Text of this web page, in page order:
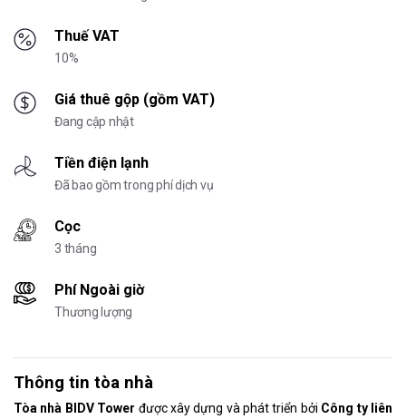
Thuế VAT
10%
Giá thuê gộp (gồm VAT)
Đang cập nhật
Tiền điện lạnh
Đã bao gồm trong phí dịch vụ
Cọc
3 tháng
Phí Ngoài giờ
Thương lượng
Thông tin tòa nhà
Tòa nhà BIDV Tower được xây dựng và phát triển bởi Công ty liên